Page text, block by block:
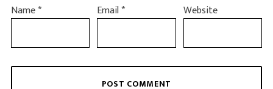
Name* Email* Website